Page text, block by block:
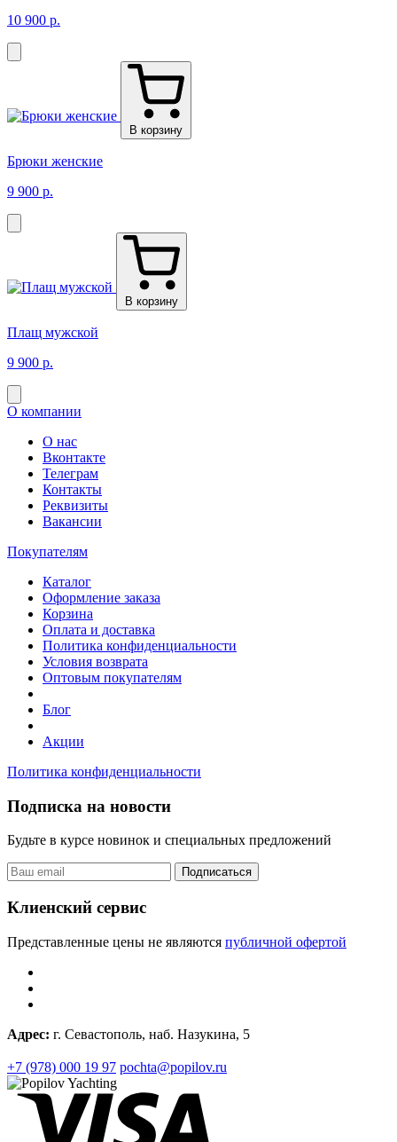
10 900 р.
В корзину
Брюки женские
9 900 р.
В корзину
Плащ мужской
9 900 р.
О компании
О нас
Вконтакте
Телеграм
Контакты
Реквизиты
Вакансии
Покупателям
Каталог
Оформление заказа
Корзина
Оплата и доставка
Политика конфиденциальности
Условия возврата
Оптовым покупателям
Блог
Акции
Политика конфиденциальности
Подписка на новости
Будьте в курсе новинок и специальных предложений
Подписаться
Клиенский сервис
Представленные цены не являются публичной офертой
Адрес: г. Севастополь, наб. Назукина, 5
+7 (978) 000 19 97 pochta@popilov.ru